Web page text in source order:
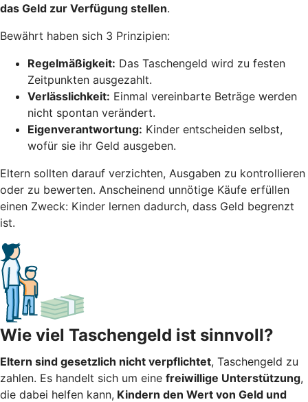
das Geld zur Verfügung stellen.
Bewährt haben sich 3 Prinzipien:
Regelmäßigkeit: Das Taschengeld wird zu festen
Zeitpunkten ausgezahlt.
Verlässlichkeit: Einmal vereinbarte Beträge werden
nicht spontan verändert.
Eigenverantwortung: Kinder entscheiden selbst,
wofür sie ihr Geld ausgeben.
Eltern sollten darauf verzichten, Ausgaben zu kontrollieren
oder zu bewerten. Anscheinend unnötige Käufe erfüllen
einen Zweck: Kinder lernen dadurch, dass Geld begrenzt
ist.
Wie viel Taschengeld ist sinnvoll?
Eltern sind gesetzlich nicht verpflichtet, Taschengeld zu
zahlen. Es handelt sich um eine freiwillige Unterstützung,
die dabei helfen kann, Kindern den Wert von Geld und